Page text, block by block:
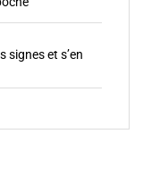
signes et s’en